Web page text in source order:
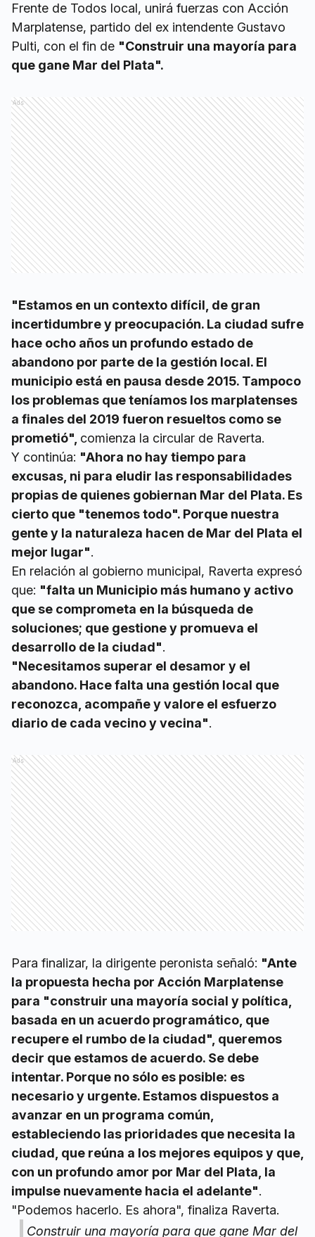
Frente de Todos local, unirá fuerzas con Acción
Marplatense, partido del ex intendente Gustavo
Pulti, con el fin de "Construir una mayoría para
que gane Mar del Plata".
Ads
"Estamos en un contexto difícil, de gran
incertidumbre y preocupación. La ciudad sufre
hace ocho años un profundo estado de
abandono por parte de la gestión local. El
municipio está en pausa desde 2015. Tampoco
los problemas que teníamos los marplatenses
a finales del 2019 fueron resueltos como se
prometió", comienza la circular de Raverta.
Y continúa: "Ahora no hay tiempo para
excusas, ni para eludir las responsabilidades
propias de quienes gobiernan Mar del Plata. Es
cierto que "tenemos todo". Porque nuestra
gente y la naturaleza hacen de Mar del Plata el
mejor lugar".
En relación al gobierno municipal, Raverta expresó
que: "falta un Municipio más humano y activo
que se comprometa en la búsqueda de
soluciones; que gestione y promueva el
desarrollo de la ciudad".
"Necesitamos superar el desamor y el
abandono. Hace falta una gestión local que
reconozca, acompañe y valore el esfuerzo
diario de cada vecino y vecina".
Ads
Para finalizar, la dirigente peronista señaló: "Ante
la propuesta hecha por Acción Marplatense
para "construir una mayoría social y política,
basada en un acuerdo programático, que
recupere el rumbo de la ciudad", queremos
decir que estamos de acuerdo. Se debe
intentar. Porque no sólo es posible: es
necesario y urgente. Estamos dispuestos a
avanzar en un programa común,
estableciendo las prioridades que necesita la
ciudad, que reúna a los mejores equipos y que,
con un profundo amor por Mar del Plata, la
impulse nuevamente hacia el adelante".
"Podemos hacerlo. Es ahora", finaliza Raverta.
Construir una mayoría para que gane Mar del